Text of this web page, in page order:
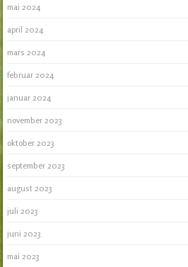
mai 2024
april 2024
mars 2024
februar 2024
januar 2024
november 2023
oktober 2023
september 2023
august 2023
juli 2023
juni 2023
mai 2023